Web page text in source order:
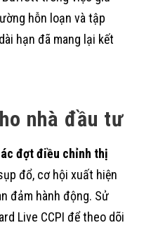
hỗn loạn và tập
hạn đã mang lại kết
nhà đầu tư
đợt điều chỉnh thị
đổ, cơ hội xuất hiện
đảm hành động. Sử
Live CCPI để theo dõi